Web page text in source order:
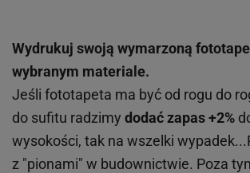
Wydrukuj swoją wymarzoną
wybranym materiale.
Jeśli fototapeta ma być od rogu do
do sufitu radzimy dodać zapas +2%
wysokości, tak na wszelki
z "pionami" w budownictwie. Poza